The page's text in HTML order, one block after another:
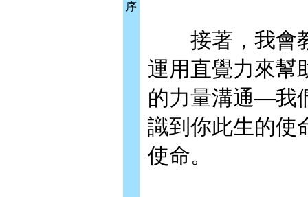
序
接著，我會教
運用直覺力來幫
的力量溝通—我
識到你此生的使
使命。